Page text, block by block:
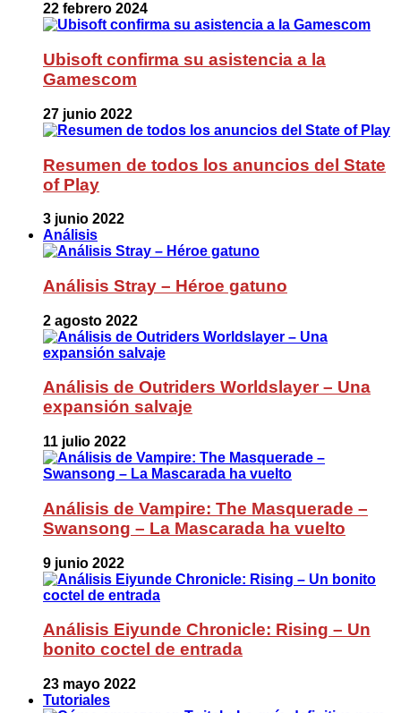
22 febrero 2024
Ubisoft confirma su asistencia a la
Gamescom
27 junio 2022
Resumen de todos los anuncios del State
of Play
3 junio 2022
Análisis
Análisis Stray – Héroe gatuno
2 agosto 2022
Análisis de Outriders Worldslayer – Una
expansión salvaje
11 julio 2022
Análisis de Vampire: The Masquerade –
Swansong – La Mascarada ha vuelto
9 junio 2022
Análisis Eiyunde Chronicle: Rising – Un
bonito coctel de entrada
23 mayo 2022
Tutoriales